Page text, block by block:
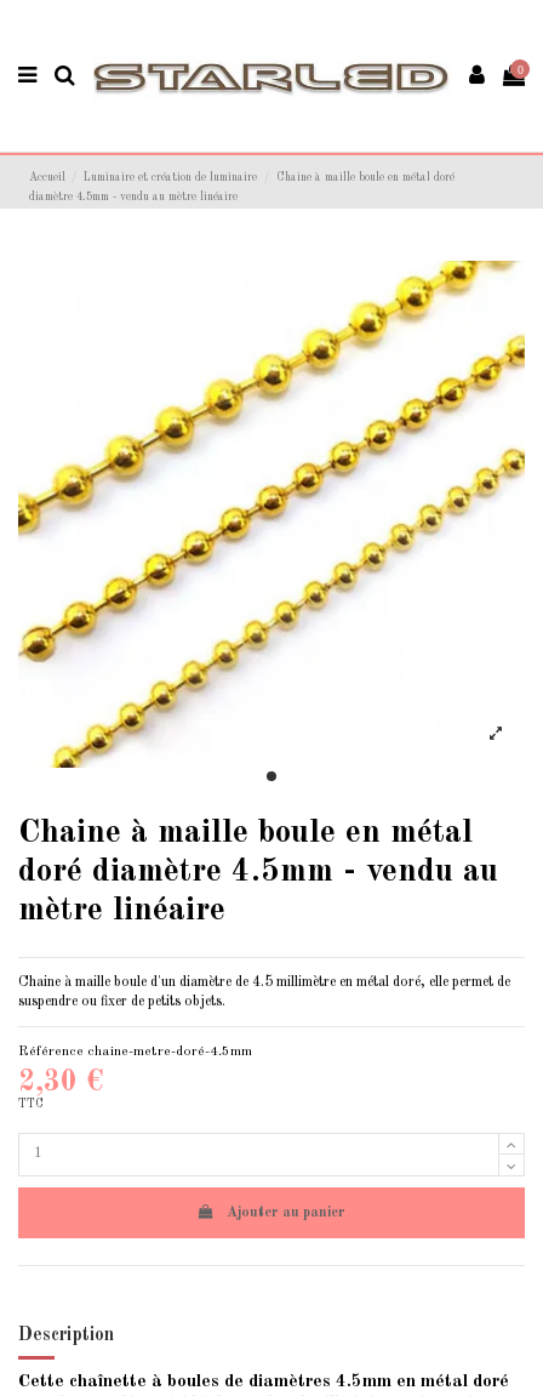
0
Accueil Luminaire et création de luminaire
Chaine à maille boule en métal doré
diamètre 4.5mm - vendu au mètre linéaire
Chaine à maille boule en métal
doré diamètre 4.5mm - vendu au
mètre linéaire
Chaine à maille boule d'un diamètre de 4.5 millimètre en métal doré, elle permet de
suspendre ou fixer de petits objets.
Référence chaine-metre-doré-4.5mm
2,30 €
TTC
Ajouter au panier
Description
Cette chaînette à boules de diamètres 4.5mm en métal doré